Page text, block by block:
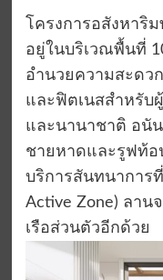
โครงการอสังหาริ
อยู่ในบริเวณพื้นที่
อำนวยความสะดว
และฟิตเนสสำหรับ
และนานาชาติ อนั
ชายหาดและรูฟท้อ
บริการสันทนาการที่
Active Zone) ลาน
เรือส่วนตัวอีกด้วย